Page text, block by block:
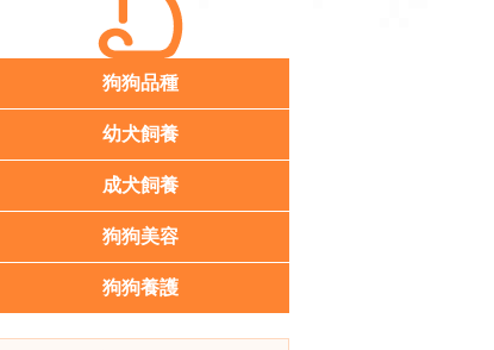
狗狗品種
幼犬飼養
成犬飼養
狗狗美容
狗狗養護